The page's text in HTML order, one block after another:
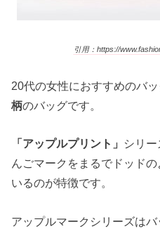
引用：https://
20代の女性におすすめのバ
柄のバッグです。
「アップルプリント」 シリ
んごマークをまるでドッド
いるのが特徴です。
アップルマークシリーズは